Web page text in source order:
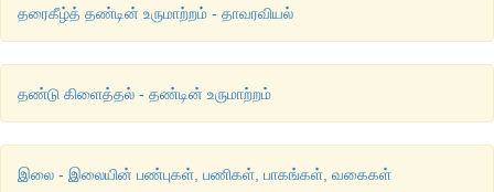
தரைகீழ்த் தண்டின் உருமாற்றம் - தாவரவியல்
தண்டு கிளைத்தல் - தண்டின் உருமாற்றம்
இலை - இலையின் பண்புகள், பணிகள், பாகங்கள், வகைகள்